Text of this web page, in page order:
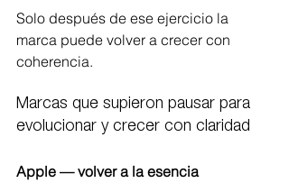
Solo después de ese ejercicio la
marca puede volver a crecer con
coherencia.
Marcas que supieron pausar para
evolucionar y crecer con claridad
Apple — volver a la esencia